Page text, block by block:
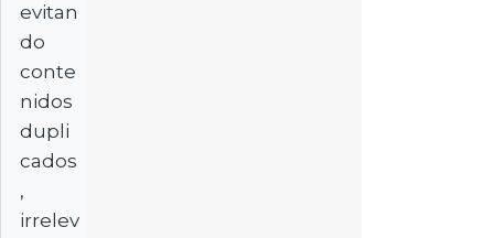
evitan
do
conte
nidos
dupli
cados
,
irrelev